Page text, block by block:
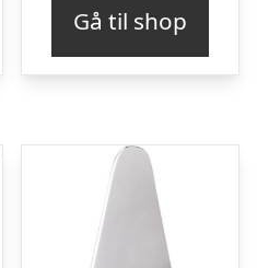
Gå til shop